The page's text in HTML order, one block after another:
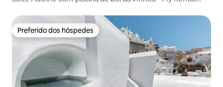
Preferido dos hóspedes
Preferido dos hóspedes